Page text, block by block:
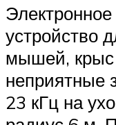
устройство
мышей, крыс
неприятные
23 кГц на